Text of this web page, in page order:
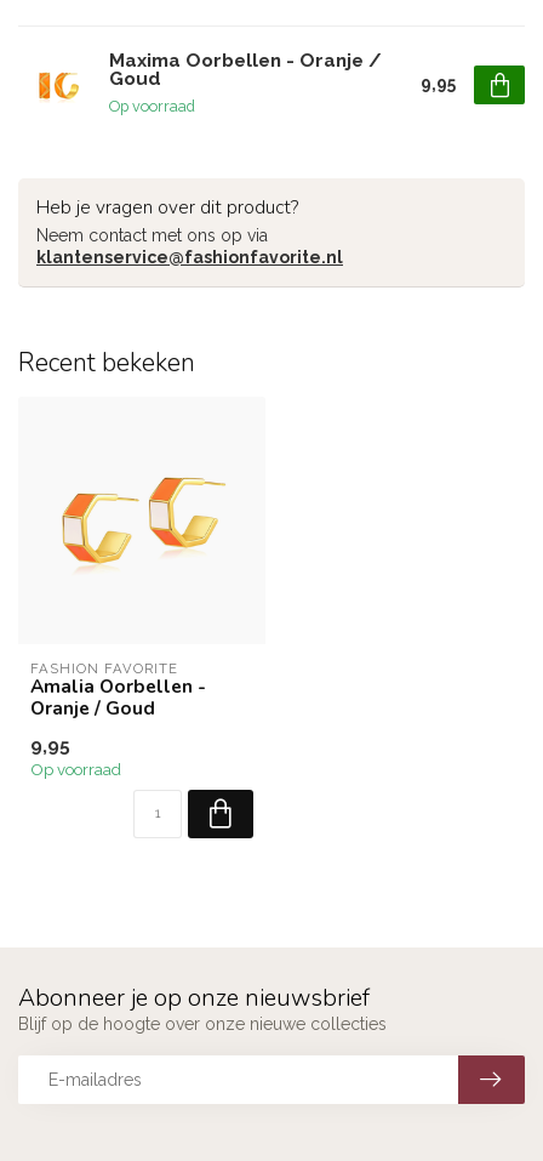
Maxima Oorbellen - Oranje /
Goud
Op voorraad
9,95
Heb je vragen over dit product?
Neem contact met ons op via
klantenservice@fashionfavorite.nl
Recent bekeken
FASHION FAVORITE
Amalia Oorbellen -
Oranje / Goud
9,95
Op voorraad
Abonneer je op onze nieuwsbrief
Blijf op de hoogte over onze nieuwe collecties